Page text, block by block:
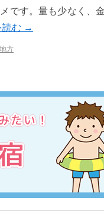
です。量も少なく、
読む →
方